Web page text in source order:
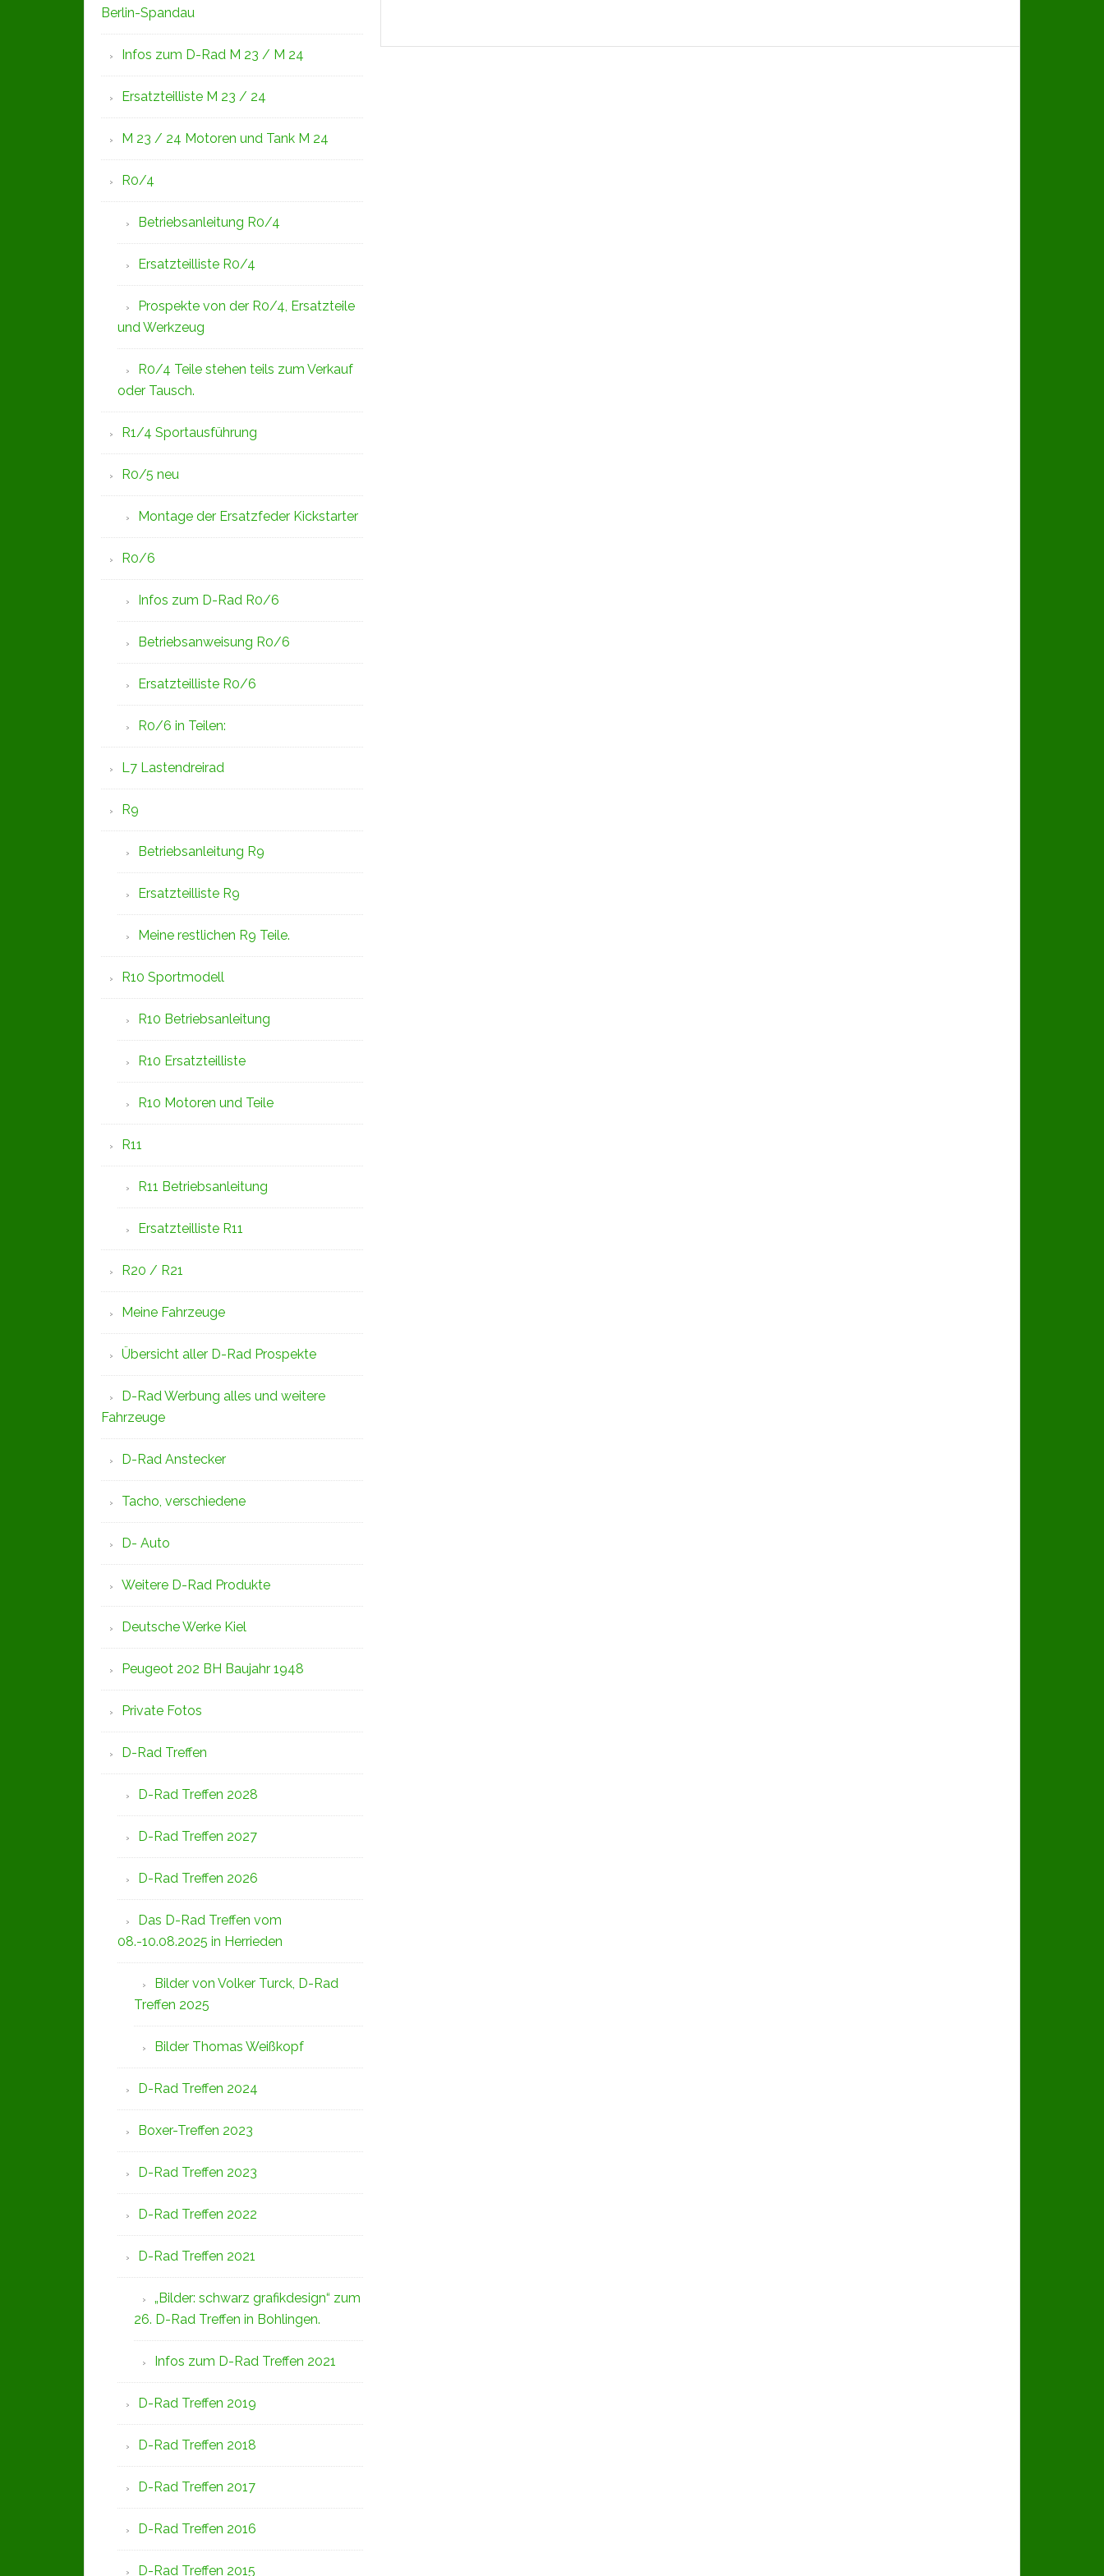
Berlin-Spandau
Infos zum D-Rad M 23 / M 24
Ersatzteilliste M 23 / 24
M 23 / 24 Motoren und Tank M 24
R0/4
Betriebsanleitung R0/4
Ersatzteilliste R0/4
Prospekte von der R0/4, Ersatzteile
und Werkzeug
R0/4 Teile stehen teils zum Verkauf
oder Tausch.
R1/4 Sportausführung
R0/5 neu
Montage der Ersatzfeder Kickstarter
R0/6
Infos zum D-Rad R0/6
Betriebsanweisung R0/6
Ersatzteilliste R0/6
R0/6 in Teilen:
L7 Lastendreirad
R9
Betriebsanleitung R9
Ersatzteilliste R9
Meine restlichen R9 Teile.
R10 Sportmodell
R10 Betriebsanleitung
R10 Ersatzteilliste
R10 Motoren und Teile
R11
R11 Betriebsanleitung
Ersatzteilliste R11
R20 / R21
Meine Fahrzeuge
Übersicht aller D-Rad Prospekte
D-Rad Werbung alles und weitere
Fahrzeuge
D-Rad Anstecker
Tacho, verschiedene
D- Auto
Weitere D-Rad Produkte
Deutsche Werke Kiel
Peugeot 202 BH Baujahr 1948
Private Fotos
D-Rad Treffen
D-Rad Treffen 2028
D-Rad Treffen 2027
D-Rad Treffen 2026
Das D-Rad Treffen vom
08.-10.08.2025 in Herrieden
Bilder von Volker Turck, D-Rad
Treffen 2025
Bilder Thomas Weißkopf
D-Rad Treffen 2024
Boxer-Treffen 2023
D-Rad Treffen 2023
D-Rad Treffen 2022
D-Rad Treffen 2021
„Bilder: schwarz grafikdesign“ zum
26. D-Rad Treffen in Bohlingen.
Infos zum D-Rad Treffen 2021
D-Rad Treffen 2019
D-Rad Treffen 2018
D-Rad Treffen 2017
D-Rad Treffen 2016
D-Rad Treffen 2015